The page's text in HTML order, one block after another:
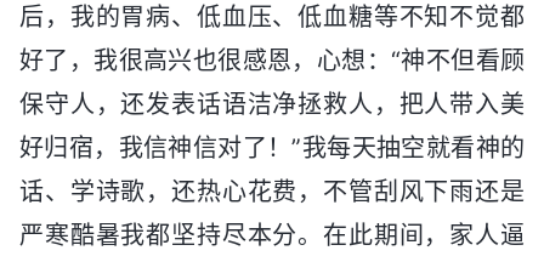
后，我的胃病、低血压、低血糖等不知不觉都
好了，我很高兴也很感恩，心想：“神不但看顾
保守人，还发表话语洁净拯救人，把人带入美
好归宿，我信神信对了！”我每天抽空就看神的
话、学诗歌，还热心花费，不管刮风下雨还是
严寒酷暑我都坚持尽本分。在此期间，家人逼